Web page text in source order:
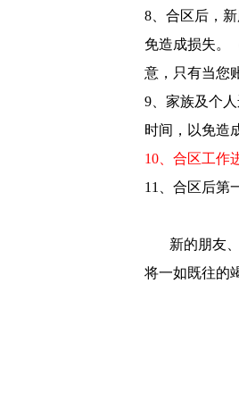
8
合区后，
免造成损失。
意，只有当您
9
家族及个
时间，以免造
10
合区工作
11
合区后第
新的朋友、
将一如既往的